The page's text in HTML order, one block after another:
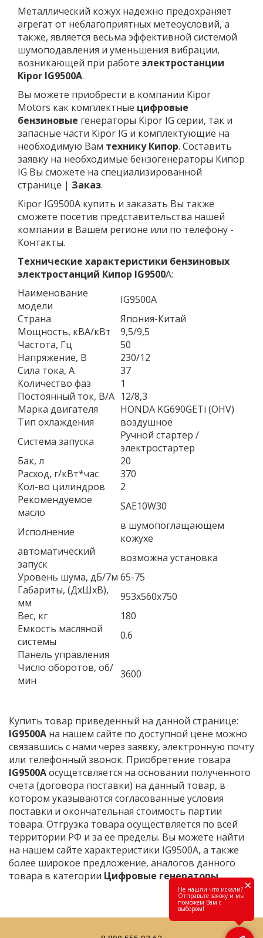
Металлический кожух надежно предохраняет
агрегат от неблагоприятных метеоусловий, а
также, является весьма эффективной системой
шумоподавления и уменьшения вибрации,
возникающей при работе электростанции
Kipor IG9500A.
Вы можете приобрести в компании Kipor
Motors как комплектные цифровые
бензиновые генераторы Kipor IG серии, так и
запасные части Kipor IG и комплектующие на
необходимую Вам технику Кипор. Составить
заявку на необходимые бензогенераторы Кипор
IG Вы сможете на специализированной
странице | Заказ.
Kipor IG9500A купить и заказать Вы также
сможете посетив представительства нашей
компании в Вашем регионе или по телефону -
Контакты.
Технические характеристики бензиновых
электростанций Кипор IG9500A:
Наименование
модели
IG9500A
Страна
Япония-Китай
Мощность, кВА/кВт
9,5/9,5
Частота, Гц
50
Напряжение, В
230/12
Сила тока, А
37
Количество фаз
1
Постоянный ток, В/А 12/8,3
Марка двигателя
HONDA KG690GETi (OHV)
Тип охлаждения
воздушное
Система запуска
Ручной стартер /
электростартер
Бак, л
20
Расход, г/кВт*час
370
Кол-во цилиндров
2
Рекомендуемое
масло
SAE10W30
Исполнение
в шумопоглащающем
кожухе
автоматический
запуск
возможна установка
Уровень шума, дБ/7м 65-75
Габариты, (ДхШхВ),
мм
953x560x750
Вес, кг
180
Емкость масляной
системы
0.6
Панель управления
Число оборотов, об/
мин
3600
Купить товар приведенный на данной странице:
IG9500A на нашем сайте по доступной цене можно
связавшись с нами через заявку, электронную почту
или телефонный звонок. Приобретение товара
IG9500Aосущетсвляется на основании полученного
счета (договора поставки) на данный товар, в
котором указываются согласованные условия
поставки и окончательная стоимость партии
товара. Отгрузка товара осуществляется по всей
территории РФ и за ее пределы. Вы можете найти
на нашем сайте характеристики IG9500A, а также
более широкое предложение, аналогов данного
товара в категории Цифровые генераторы.
Не нашли что искали?
Отправьте заявку и мы
поможем Вам с
выбором!
×